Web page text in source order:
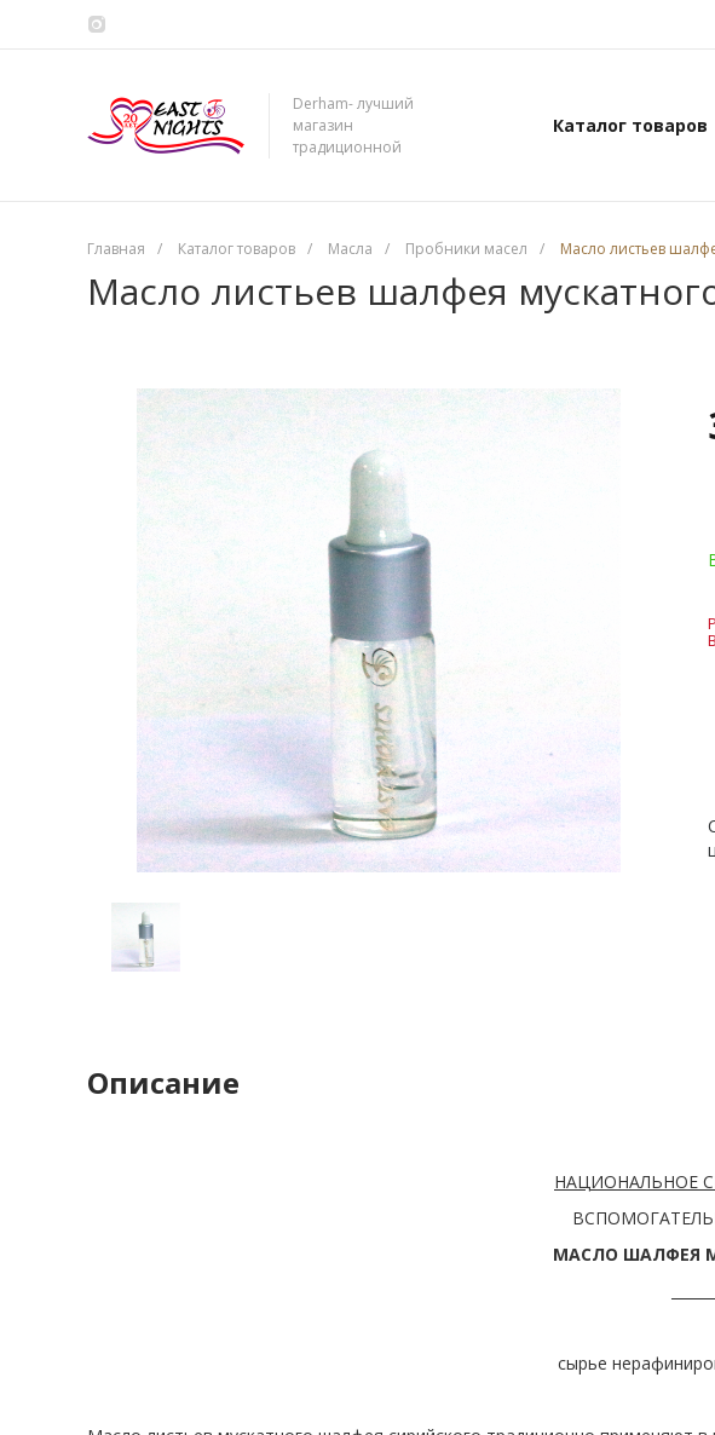
Derham- лучший
магазин
традиционной
Каталог товаров
Главная / Каталог товаров / Масла / Пробники масел / Масло листьев
Масло листьев шалфея
Описание
НАЦИОНАЛЬНОЕ
МАСЛО ШАЛФЕЯ
сырье